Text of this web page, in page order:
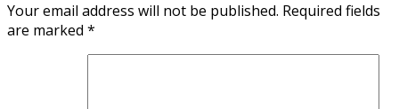
Your email address will not be published. Required fields
are marked *